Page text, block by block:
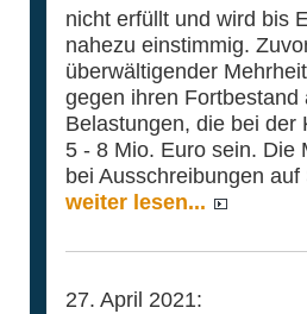
nicht erfüllt und wird bis
nahezu einstimmig.
überwältigender
gegen ihren
Belastungen, die bei der
5 - 8 Mio. Euro sein. Die
bei Ausschreibungen
weiter lesen...
27. April 2021: